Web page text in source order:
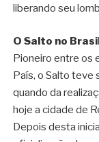
liberando seu
O Salto no
Pioneiro entre os
País, o Salto teve
quando da
hoje a cidade de
Depois desta